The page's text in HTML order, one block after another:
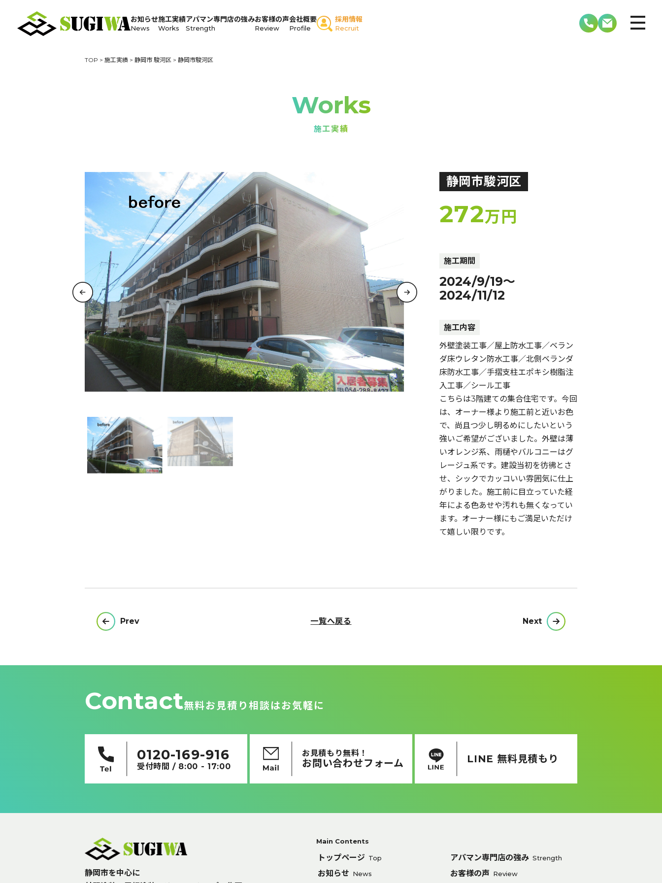
お知らせ
News
施工実績
Works
アパマン専門店の強み
Strength
お客様の声
Review
会社概要
Profile
採用情報
Recruit
TOP > 施工実績 > 静岡市 駿河区 > 静岡市駿河区
Works
施工実績
静岡市駿河区
272万円
施工期間
2024/9/19～
2024/11/12
施工内容
外壁塗装工事／屋上防水工事／ベラン
ダ床ウレタン防水工事／北側ベランダ
床防水工事／手摺支柱エポキシ樹脂注
入工事／シール工事
こちらは3階建ての集合住宅です。今回
は、オーナー様より施工前と近いお色
で、尚且つ少し明るめにしたいという
強いご希望がございました。外壁は薄
いオレンジ系、雨樋やバルコニーはグ
レージュ系です。建設当初を彷彿とさ
せ、シックでカッコいい雰囲気に仕上
がりました。施工前に目立っていた経
年による色あせや汚れも無くなってい
ます。オーナー様にもご満足いただけ
て嬉しい限りです。
投
稿
ー
ン
Prev Next
一覧へ戻る
Contact無料お見積り相談はお気軽に
0120-169-916
受付時間 / 8:00 - 17:00
お見積もり無料！
お問い合わせフォーム LINE 無料見積もり
静岡市を中心に
Main Contents
トップページ Top アパマン専門店の強み Strength
お知らせ News お客様の声 Review